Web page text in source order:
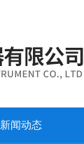
新闻动态